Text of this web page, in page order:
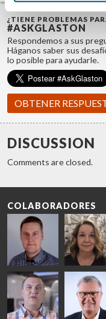
¿TIENE PROBLEMAS
#ASKGLASTON
Respondemos a sus
Háganos saber sus
lo posible para ayudarle.
OBTENER
DISCUSSION
Comments are closed.
COLABORADORES
Riku Färm
HEAT
TREATMENT
SOLUTIONS
- GLASTON
Mari
Lehtinen
- GLASTON